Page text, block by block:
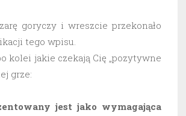
goryczy i wreszcie przekonało
tego wpisu.
kolei jakie czekają Cię „pozytywne
grze:
jest jako wymagająca